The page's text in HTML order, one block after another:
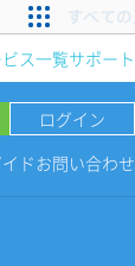
ス一覧サポート
ログイン
ドお問い合わせ